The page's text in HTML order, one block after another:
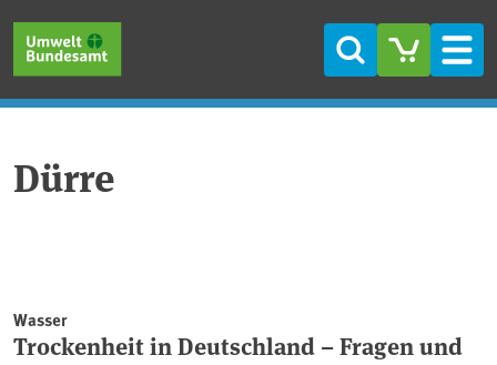
Suche
Dürre
Wasser
Trockenheit in Deutschland – Fragen und